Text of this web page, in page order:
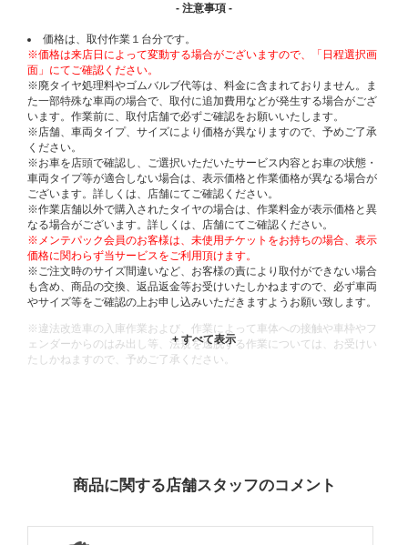
- 注意事項 -
価格は、取付作業１台分です。
※価格は来店日によって変動する場合がございますので、「日程選択画
面」にてご確認ください。
※廃タイヤ処理料やゴムバルブ代等は、料金に含まれておりません。ま
た一部特殊な車両の場合で、取付に追加費用などが発生する場合がござ
います。作業前に、取付店舗で必ずご確認をお願いいたします。
※店舗、車両タイプ、サイズにより価格が異なりますので、予めご了承
ください。
※お車を店頭で確認し、ご選択いただいたサービス内容とお車の状態・
車両タイプ等が適合しない場合は、表示価格と作業価格が異なる場合が
ございます。詳しくは、店舗にてご確認ください。
※作業店舗以外で購入されたタイヤの場合は、作業料金が表示価格と異
なる場合がございます。詳しくは、店舗にてご確認ください。
※メンテパック会員のお客様は、未使用チケットをお持ちの場合、表示
価格に関わらず当サービスをご利用頂けます。
※ご注文時のサイズ間違いなど、お客様の責により取付ができない場合
も含め、商品の交換、返品返金等お受けいたしかねますので、必ず車両
やサイズ等をご確認の上お申し込みいただきますようお願い致します。
※違法改造車の入庫作業および、作業によって車体への接触や車枠やフ
ェンダーからのはみ出し等、法規を逸脱する作業については、お受けい
たしかねますので、予めご了承ください。
商品に関する店舗スタッフのコメント